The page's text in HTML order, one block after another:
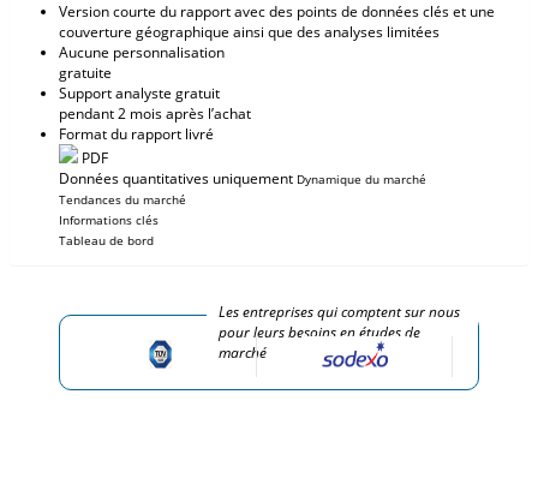
Version courte du rapport avec des points de données clés et une
couverture géographique ainsi que des analyses limitées
Aucune personnalisation
gratuite
Support analyste gratuit
pendant 2 mois après l’achat
Format du rapport livré
PDF
Données quantitatives uniquement Dynamique du marché
Tendances du marché
Informations clés
Tableau de bord
Les entreprises qui comptent sur nous
pour leurs besoins en études de
marché